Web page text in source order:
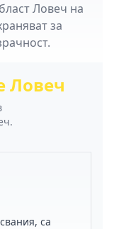
Ловеч на
за
Ловеч
са